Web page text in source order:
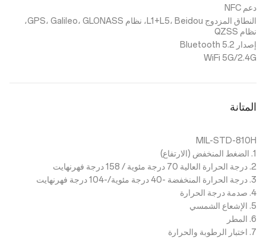
دعم NFC
النطاق المزدوج L1+L5، Beidou، نظام GPS، Galileo، GLONASS،
نظام QZSS
إصدار Bluetooth 5.2
WiFi 5G/2.4G
المتانة
MIL-STD-810H
1. الضغط المنخفض (الارتفاع)
2. درجة الحرارة العالية 70 درجة مئوية / 158 درجة فهرنهايت
3. درجة الحرارة المنخفضة -40 درجة مئوية/-104 درجة فهرنهايت
4. صدمة درجة الحرارة
5. الإشعاع الشمسي
6. المطر
7. اختبار الرطوبة والحرارة